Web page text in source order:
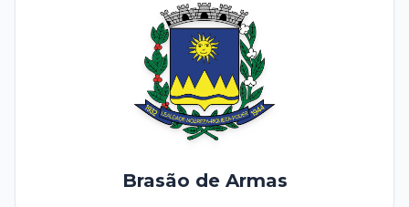
Brasão de Armas